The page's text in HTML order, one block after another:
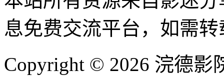
息免费交流平台，如需
Copyright © 2026 浣德影